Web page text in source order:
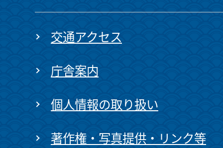
交通アクセス
庁舎案内
個人情報の取り扱い
著作権・写真提供・リンク等